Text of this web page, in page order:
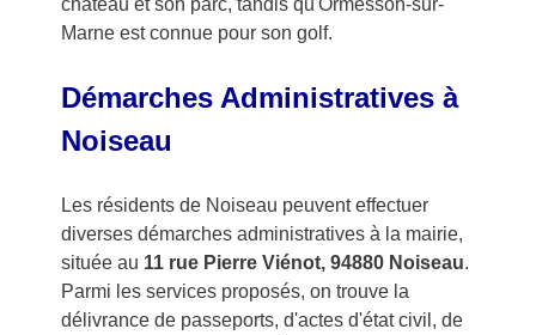
château et son parc, tandis qu'Ormesson-sur-
Marne est connue pour son golf.
Démarches Administratives à
Noiseau
Les résidents de Noiseau peuvent effectuer
diverses démarches administratives à la mairie,
située au 11 rue Pierre Viénot, 94880 Noiseau.
Parmi les services proposés, on trouve la
délivrance de passeports, d'actes d'état civil, de